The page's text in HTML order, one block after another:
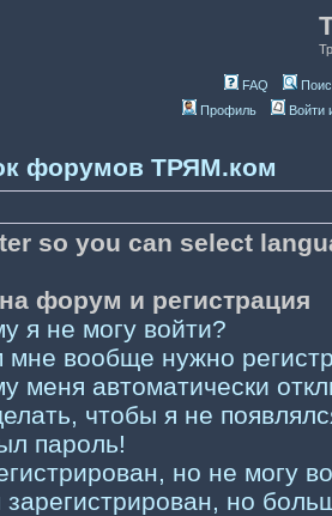
FAQ
Профиль
Войти
форумов ТРЯМ.ком
so you can select
форум и регистрация
я не могу войти?
мне вообще нужно
меня автоматически
чтобы я не
пароль!
но не могу
но